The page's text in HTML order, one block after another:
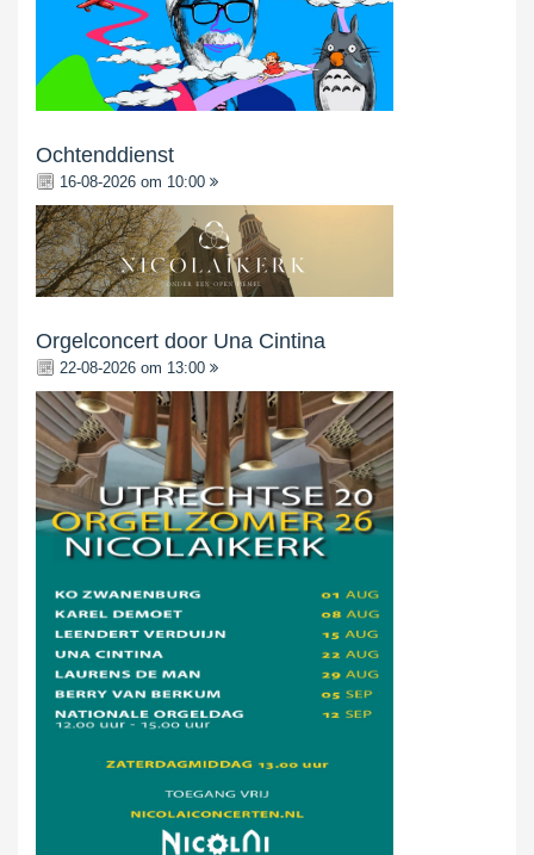
Ochtenddienst
16-08-2026 om 10:00
Orgelconcert door Una Cintina
22-08-2026 om 13:00